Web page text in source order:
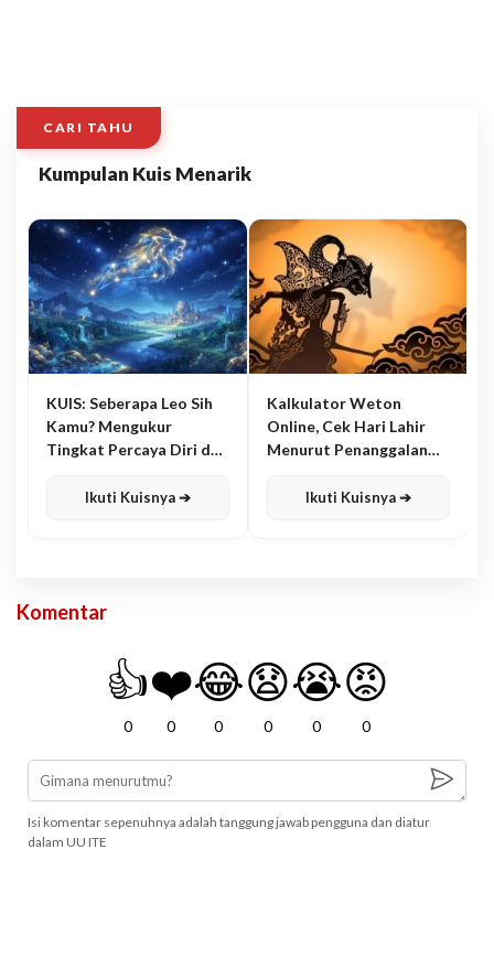
CARI TAHU
Kumpulan Kuis Menarik
KUIS: Seberapa Leo Sih
Kamu? Mengukur
Tingkat Percaya Diri dan
Ikuti Kuisnya ➔
Kalkulator Weton
Online, Cek Hari Lahir
Menurut Penanggalan
Ikuti Kuisnya ➔
Komentar
👍
0
❤️
0
😂
0
😧
0
😭
0
😡
0
Isi komentar sepenuhnya adalah tanggung jawab pengguna dan diatur
dalam UU ITE